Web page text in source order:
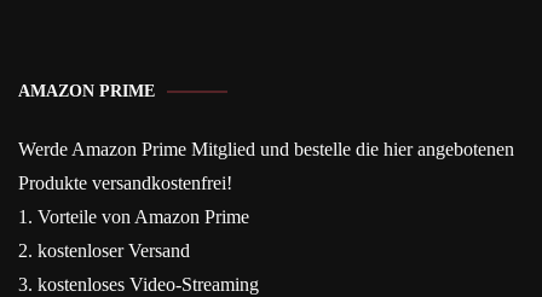
AMAZON PRIME
Werde Amazon Prime Mitglied und bestelle die hier angebotenen
Produkte versandkostenfrei!
1. Vorteile von Amazon Prime
2. kostenloser Versand
3. kostenloses Video-Streaming